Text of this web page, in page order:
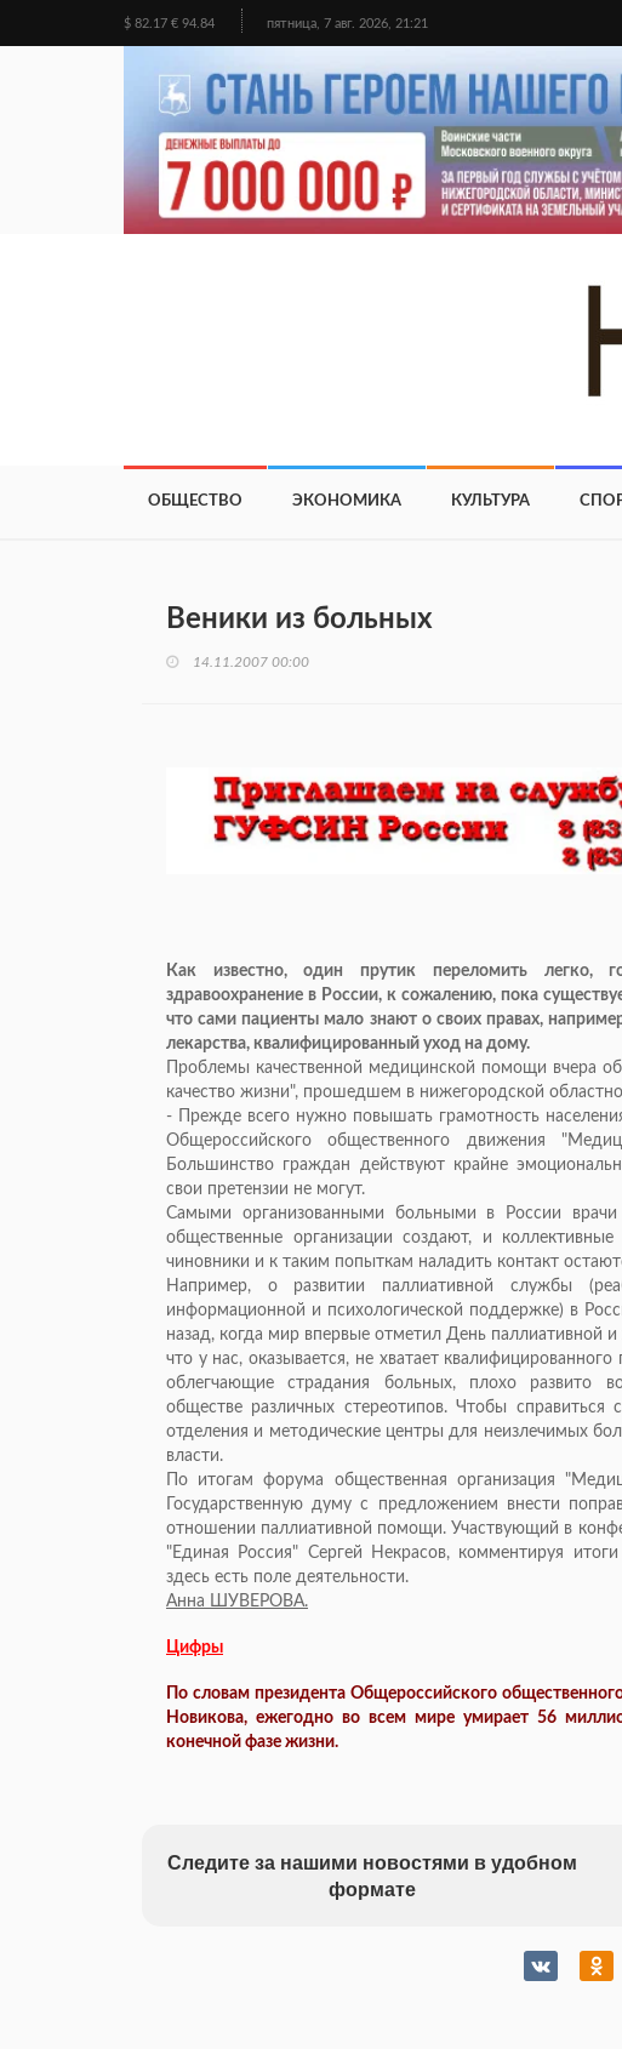
$ 82.17 € 94.84 пятница, 7 авг. 2026, 21:21
ОБЩЕСТВО ЭКОНОМИКА КУЛЬТУРА
Веники из больных
14.11.2007 00:00
Как известно, один прутик переломить легко,
здравоохранение в России, к сожалению, пока
что сами пациенты мало знают о своих правах,
лекарства, квалифицированный уход на дому.
Проблемы качественной медицинской помощи вчера
качество жизни", прошедшем в нижегородской
- Прежде всего нужно повышать грамотность
Общероссийского общественного движения
Большинство граждан действуют крайне
свои претензии не могут.
Самыми организованными больными в России
общественные организации создают, и
чиновники и к таким попыткам наладить контакт
Например, о развитии паллиативной службы
информационной и психологической поддержке) в
назад, когда мир впервые отметил День паллиативной
что у нас, оказывается, не хватает
облегчающие страдания больных, плохо развито
обществе различных стереотипов. Чтобы
отделения и методические центры для неизлечимых
власти.
По итогам форума общественная организация
Государственную думу с предложением внести
отношении паллиативной помощи. Участвующий в
"Единая Россия" Сергей Некрасов, комментируя
здесь есть поле деятельности.
Анна ШУВЕРОВА.
Цифры
По словам президента Общероссийского
Новикова, ежегодно во всем мире умирает 56
конечной фазе жизни.
Следите за нашими новостями в удобном
формате